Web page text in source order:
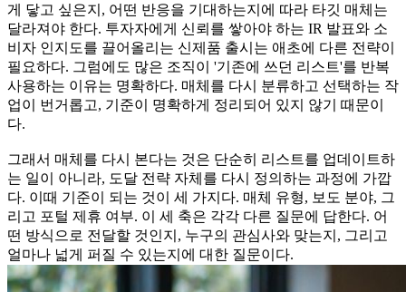
게 닿고 싶은지, 어떤 반응을 기대하는지에 따라 타깃 매체는
달라져야 한다. 투자자에게 신뢰를 쌓아야 하는 IR 발표와 소
비자 인지도를 끌어올리는 신제품 출시는 애초에 다른 전략이
필요하다. 그럼에도 많은 조직이 '기존에 쓰던 리스트'를 반복
사용하는 이유는 명확하다. 매체를 다시 분류하고 선택하는 작
업이 번거롭고, 기준이 명확하게 정리되어 있지 않기 때문이
다.
그래서 매체를 다시 본다는 것은 단순히 리스트를 업데이트하
는 일이 아니라, 도달 전략 자체를 다시 정의하는 과정에 가깝
다. 이때 기준이 되는 것이 세 가지다. 매체 유형, 보도 분야, 그
리고 포털 제휴 여부. 이 세 축은 각각 다른 질문에 답한다. 어
떤 방식으로 전달할 것인지, 누구의 관심사와 맞는지, 그리고
얼마나 넓게 퍼질 수 있는지에 대한 질문이다.